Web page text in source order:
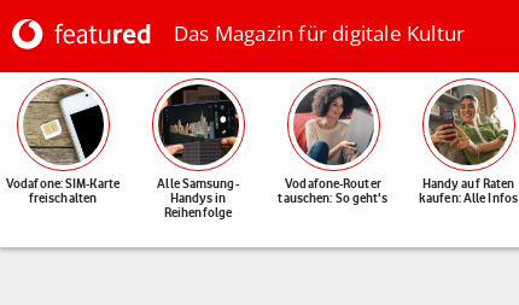
Das Magazin für digitale Kultur
Vodafone: SIM-Karte
freischalten
Alle Samsung-
Handys in
Reihenfolge
Vodafone-Router
tauschen: So geht's
Handy auf Raten
kaufen: Alle Infos